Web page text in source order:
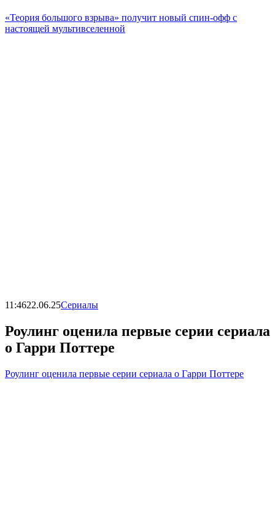
«Теория большого взрыва» получит новый спин-офф с
настоящей мультивселенной
11:4622.06.25Сериалы
Роулинг оценила первые серии сериала
о Гарри Поттере
Роулинг оценила первые серии сериала о Гарри Поттере